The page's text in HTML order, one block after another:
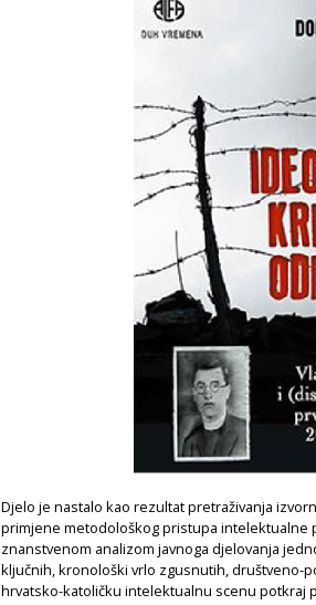
Djelo je nastalo kao rezultat pretraživanja
primjene metodološkog pristupa intelektualne
znanstvenom analizom javnoga djelovanja
ključnih, kronološki vrlo zgusnutih, društveno-
hrvatsko-katoličku intelektualnu scenu potkraj